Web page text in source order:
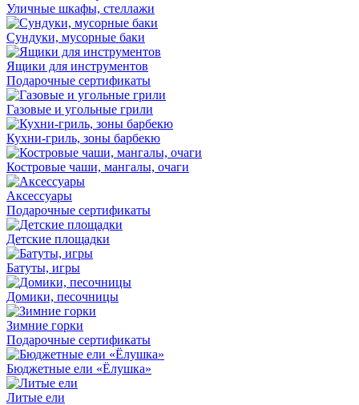
Уличные шкафы, стеллажи
Сундуки, мусорные баки
Ящики для инструментов
Подарочные сертификаты
Газовые и угольные грили
Кухни-гриль, зоны барбекю
Костровые чаши, мангалы, очаги
Аксессуары
Подарочные сертификаты
Детские площадки
Батуты, игры
Домики, песочницы
Зимние горки
Подарочные сертификаты
Бюджетные ели «Ёлушка»
Литые ели